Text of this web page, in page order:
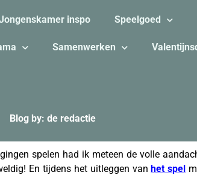
inspo Speelgoed
Samenwerken
Blog by: de redactie
spelen had ik meteen de volle
En tijdens het uitleggen vanhet spel